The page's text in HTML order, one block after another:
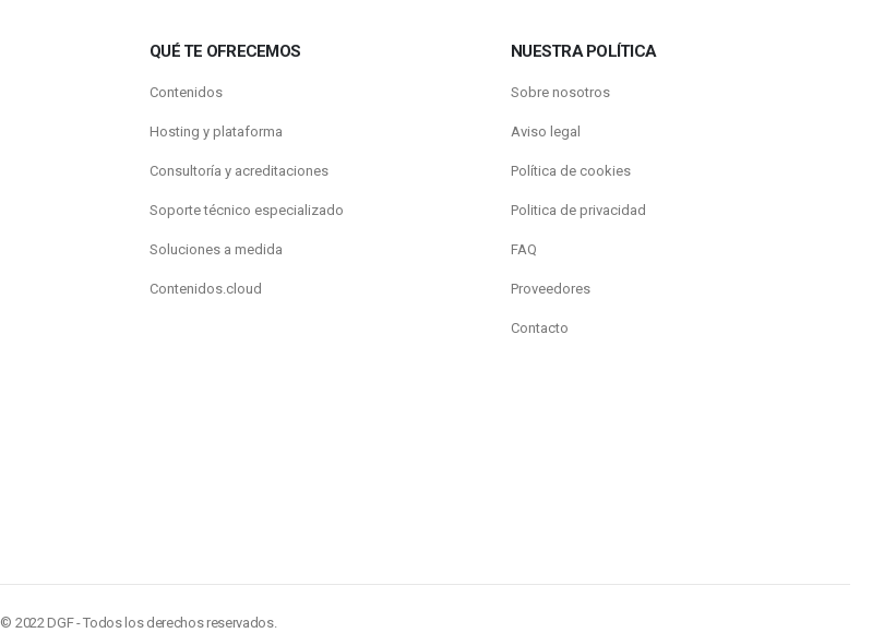
QUÉ TE OFRECEMOS
Contenidos
Hosting y plataforma
Consultoría y acreditaciones
Soporte técnico especializado
Soluciones a medida
Contenidos.cloud
NUESTRA POLÍTICA
Sobre nosotros
Aviso legal
Política de cookies
Politica de privacidad
FAQ
Proveedores
Contacto
© 2022 DGF - Todos los derechos reservados.